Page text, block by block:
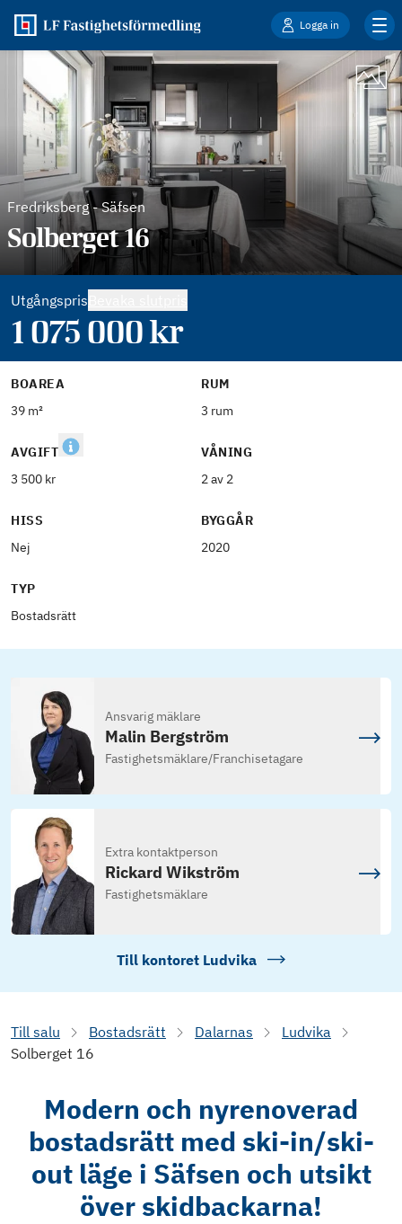
Logga in
Fredriksberg-Säfsen
Solberget 16
Utgångspris
1 075 000kr
BOAREA
39 m²
RUM
3 rum
AVGIFT
3 500 kr
VÅNING
2 av 2
HISS
Nej
BYGGÅR
2020
TYP
Bostadsrätt
Ansvarig mäklare
Malin Bergström
Fastighetsmäklare/Franchisetagare
Extra kontaktperson
Rickard Wikström
Fastighetsmäklare
Till kontoret Ludvika
Till salu Bostadsrätt Dalarnas
Ludvika
Solberget 16
Modern och nyrenoverad
bostadsrätt med ski-in/ski-
out läge i Säfsen och utsikt
över skidbackarna!